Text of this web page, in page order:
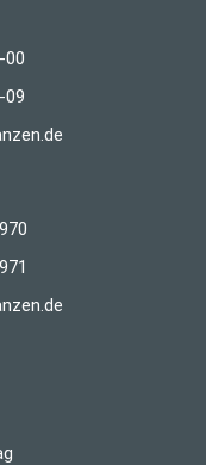
00
09